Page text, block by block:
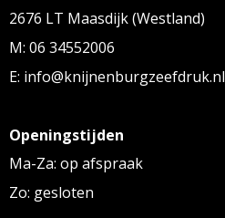
2676 LT Maasdijk (Westland)
M: 06 34552006
E: info@knijnenburgzeefdruk.nl
Openingstijden
Ma-Za: op afspraak
Zo: gesloten